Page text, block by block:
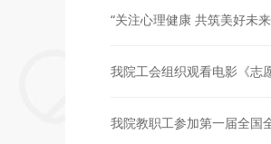
“关注心理健康 共筑美好未
我院工会组织观看电影《志愿
我院教职工参加第一届全